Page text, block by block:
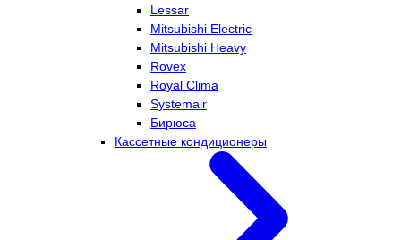
Lessar
Mitsubishi Electric
Mitsubishi Heavy
Rovex
Royal Clima
Systemair
Бирюса
Кассетные кондиционеры